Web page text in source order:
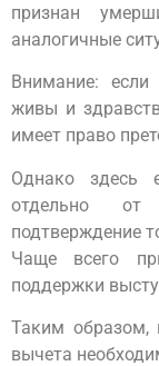
признан
аналогичные
Внимание:
живы и
имеет право
Однако здесь
отдельно от
подтверждение
Чаще всего
поддержки
Таким образом,
вычета